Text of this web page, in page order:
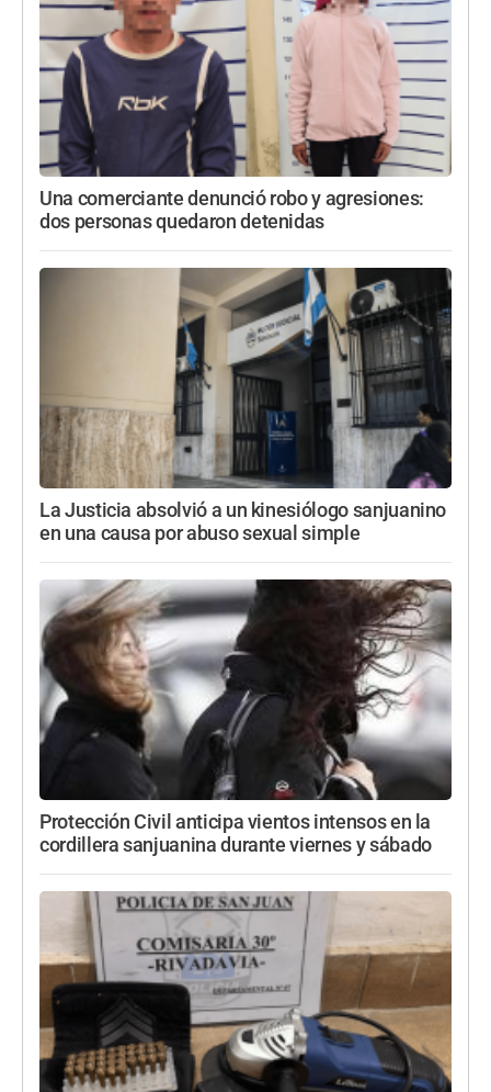
Una comerciante denunció robo y agresiones:
dos personas quedaron detenidas
La Justicia absolvió a un kinesiólogo sanjuanino
en una causa por abuso sexual simple
Protección Civil anticipa vientos intensos en la
cordillera sanjuanina durante viernes y sábado